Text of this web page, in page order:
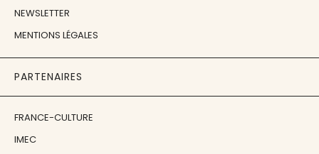
NEWSLETTER
MENTIONS LÉGALES
PARTENAIRES
FRANCE-CULTURE
IMEC